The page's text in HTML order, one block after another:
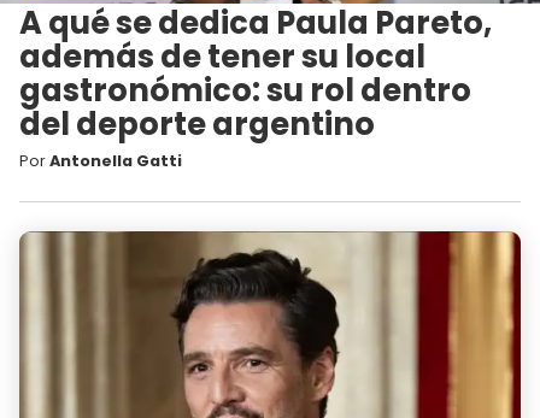
A qué se dedica Paula Pareto,
además de tener su local
gastronómico: su rol dentro
del deporte argentino
PorAntonella Gatti